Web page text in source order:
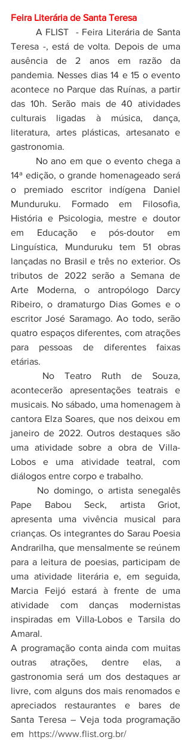
Feira Literária de Santa Teresa
Teresa -, está de volta. Depois de uma
ausência de 2 anos em razão da
pandemia. Nesses dias 14 e 15 o evento
acontece no Parque das Ruínas, a partir
das 10h. Serão mais de 40 atividades
culturais ligadas à música, dança,
literatura, artes plásticas, artesanato e
gastronomia.
14ª edição, o grande homenageado será
o premiado escritor indígena Daniel
Munduruku. Formado em Filosofia,
História e Psicologia, mestre e doutor
em Educação e pós-doutor em
Linguística, Munduruku tem 51 obras
lançadas no Brasil e três no exterior. Os
tributos de 2022 serão a Semana de
Arte Moderna, o antropólogo Darcy
Ribeiro, o dramaturgo Dias Gomes e o
escritor José Saramago. Ao todo, serão
quatro espaços diferentes, com atrações
para pessoas de diferentes faixas
etárias.
acontecerão apresentações teatrais e
musicais. No sábado, uma homenagem à
cantora Elza Soares, que nos deixou em
janeiro de 2022. Outros destaques são
uma atividade sobre a obra de Villa-
Lobos e uma atividade teatral, com
diálogos entre corpo e trabalho.
Pape Babou Seck, artista Griot,
apresenta uma vivência musical para
crianças. Os integrantes do Sarau Poesia
Andrarilha, que mensalmente se reúnem
para a leitura de poesias, participam de
uma atividade literária e, em seguida,
Marcia Feijó estará à frente de uma
atividade com danças modernistas
inspiradas em Villa-Lobos e Tarsila do
Amaral.
A programação conta ainda com muitas
outras atrações, dentre elas, a
gastronomia será um dos destaques ar
livre, com alguns dos mais renomados e
apreciados restaurantes e bares de
Santa Teresa – Veja toda programação
em https://www.flist.org.br/